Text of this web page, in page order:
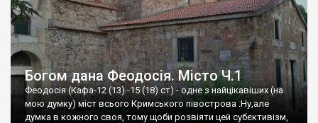
Богом дана Феодосія. Місто Ч.1
Феодосія (Кафа-12 (13) -15 (18) ст) - одне з найцікавіших (на
мою думку) міст всього Кримського півострова .Ну,але
думка в кожного своя, тому щоби розвіяти цей субєктивізм,